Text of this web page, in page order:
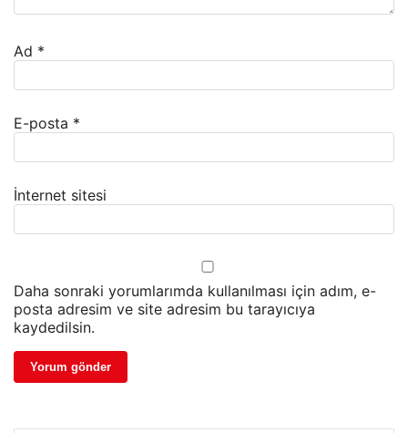
Ad *
E-posta *
İnternet sitesi
Daha sonraki yorumlarımda kullanılması için adım, e-
posta adresim ve site adresim bu tarayıcıya
kaydedilsin.